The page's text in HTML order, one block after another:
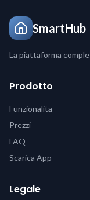
SmartHub
La piattaforma
Prodotto
Funzionalita
Prezzi
FAQ
Scarica App
Legale